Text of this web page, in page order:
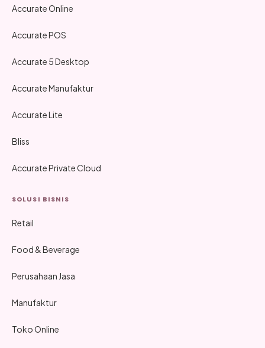
Accurate Online
Accurate POS
Accurate 5 Desktop
Accurate Manufaktur
Accurate Lite
Bliss
Accurate Private Cloud
SOLUSI BISNIS
Retail
Food & Beverage
Perusahaan Jasa
Manufaktur
Toko Online